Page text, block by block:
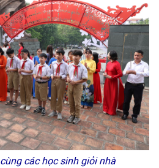
các học sinh giỏi nhà